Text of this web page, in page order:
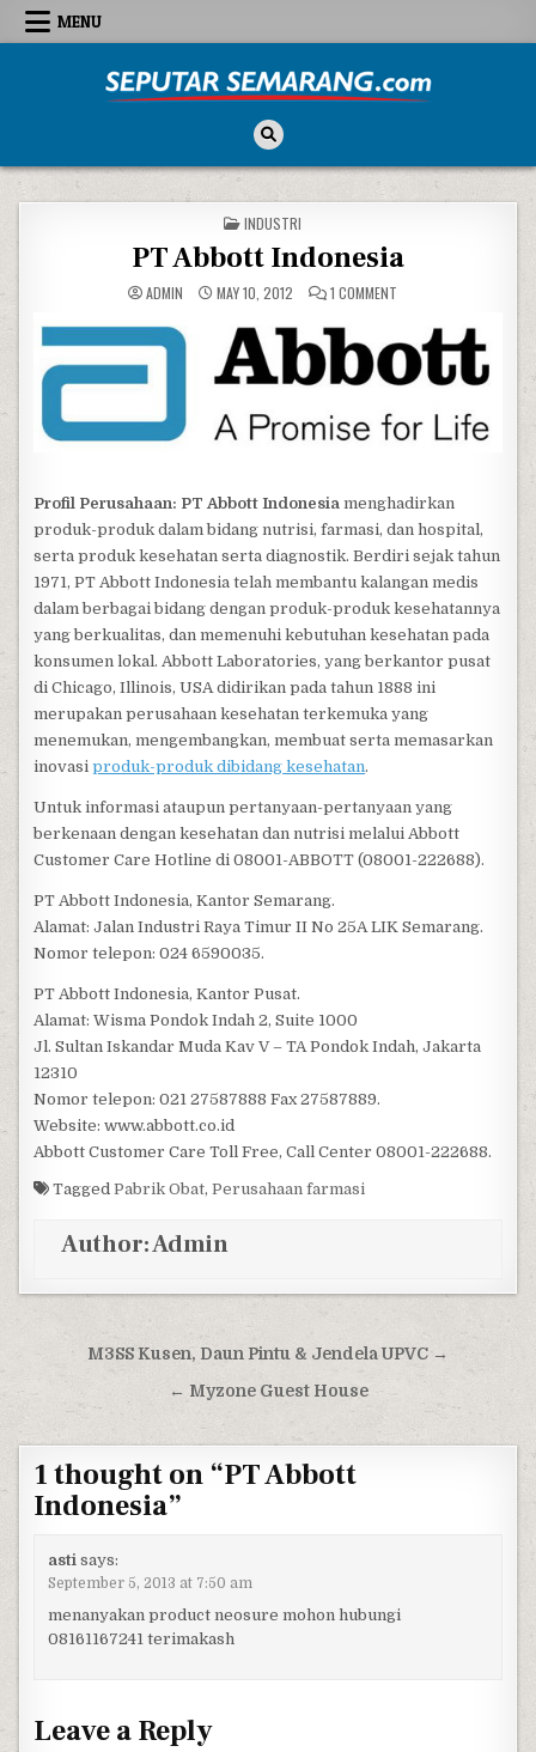
Skip to content
MENU
POSTED IN
INDUSTRI
PT Abbott Indonesia
ADMIN MAY 10, 2012 1 COMMENTON PT ABBOTT
Profil Perusahaan: PT Abbott Indonesia menghadirkan
produk-produk dalam bidang nutrisi, farmasi, dan hospital,
serta produk kesehatan serta diagnostik. Berdiri sejak tahun
1971, PT Abbott Indonesia telah membantu kalangan medis
dalam berbagai bidang dengan produk-produk kesehatannya
yang berkualitas, dan memenuhi kebutuhan kesehatan pada
konsumen lokal. Abbott Laboratories, yang berkantor pusat
di Chicago, Illinois, USA didirikan pada tahun 1888 ini
merupakan perusahaan kesehatan terkemuka yang
menemukan, mengembangkan, membuat serta memasarkan
inovasiproduk-produk dibidang kesehatan.
Untuk informasi ataupun pertanyaan-pertanyaan yang
berkenaan dengan kesehatan dan nutrisi melalui Abbott
Customer Care Hotline di 08001-ABBOTT (08001-222688).
PT Abbott Indonesia, Kantor Semarang.
Alamat: Jalan Industri Raya Timur II No 25A LIK Semarang.
Nomor telepon: 024 6590035.
PT Abbott Indonesia, Kantor Pusat.
Alamat: Wisma Pondok Indah 2, Suite 1000
Jl. Sultan Iskandar Muda Kav V – TA Pondok Indah, Jakarta
12310
Nomor telepon: 021 27587888 Fax 27587889.
Website: www.abbott.co.id
Abbott Customer Care Toll Free, Call Center 08001-222688.
TaggedPabrik Obat,Perusahaan farmasi
Author:Admin
Post navigation
M3SS Kusen, Daun Pintu & Jendela UPVC →
← Myzone Guest House
1 thought on “PT Abbott
Indonesia”
asti says:
September 5, 2013 at 7:50 am
menanyakan product neosure mohon hubungi
08161167241 terimakash
Leave a Reply